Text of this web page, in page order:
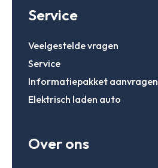
Service
Veelgestelde vragen
Service
Informatiepakket aanvragen
Elektrisch laden auto
Over ons